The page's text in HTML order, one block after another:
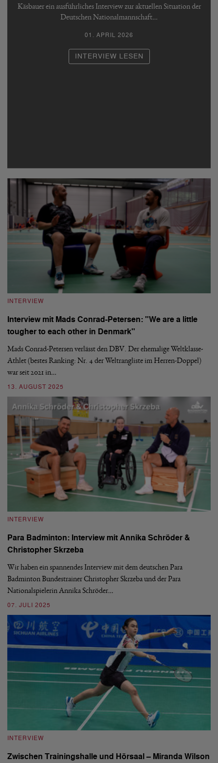
Käsbauer ein ausführliches Interview zur aktuellen Situation der
Deutschen Nationalmannschaft…
01. APRIL 2026
INTERVIEW LESEN
INTERVIEW
Interview mit Mads Conrad-Petersen: "We are a little
tougher to each other in Denmark"
Mads Conrad-Petersen verlässt den DBV. Der ehemalige Weltklasse-
Athlet (bestes Ranking: Nr. 4 der Weltrangliste im Herren-Doppel)
war seit 2021 in…
13. AUGUST 2025
INTERVIEW
Para Badminton: Interview mit Annika Schröder &
Christopher Skrzeba
Wir haben ein spannendes Interview mit dem deutschen Para
Badminton Bundestrainer Christopher Skrzeba und der Para
Nationalspielerin Annika Schröder…
07. JULI 2025
INTERVIEW
Zwischen Trainingshalle und Hörsaal – Miranda Wilson